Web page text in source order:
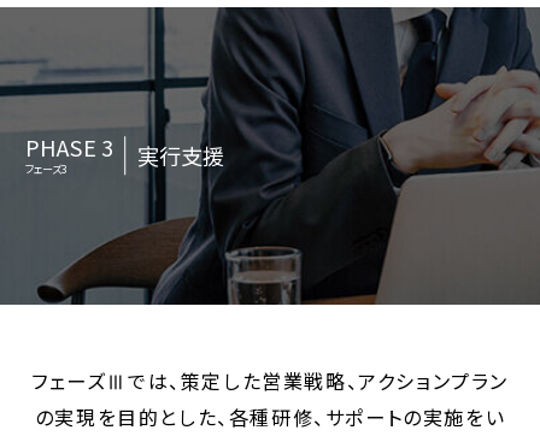
PHASE 3
フェーズ3 実行支援
フェーズⅢでは、策定した営業戦略、アクションプラン
の実現を目的とした、各種研修、サポートの実施をい